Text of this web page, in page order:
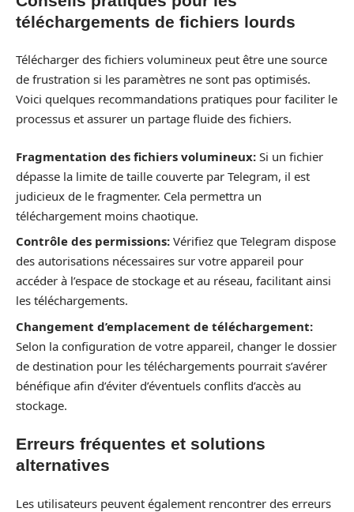
téléchargements de fichiers lourds
Télécharger des fichiers volumineux peut être une source
de frustration si les paramètres ne sont pas optimisés.
Voici quelques recommandations pratiques pour faciliter le
processus et assurer un partage fluide des fichiers.
Fragmentation des fichiers volumineux: Si un fichier
dépasse la limite de taille couverte par Telegram, il est
judicieux de le fragmenter. Cela permettra un
téléchargement moins chaotique.
Contrôle des permissions: Vérifiez que Telegram dispose
des autorisations nécessaires sur votre appareil pour
accéder à l’espace de stockage et au réseau, facilitant ainsi
les téléchargements.
Changement d’emplacement de téléchargement:
Selon la configuration de votre appareil, changer le dossier
de destination pour les téléchargements pourrait s’avérer
bénéfique afin d’éviter d’éventuels conflits d’accès au
stockage.
Erreurs fréquentes et solutions
alternatives
Les utilisateurs peuvent également rencontrer des erreurs